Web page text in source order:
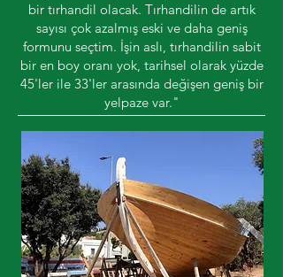
bir tırhandil olacak. Tırhandilin de artık
sayısı çok azalmış eski ve daha geniş
formunu seçtim. İşin aslı, tırhandilin sabit
bir en boy oranı yok, tarihsel olarak yüzde
45'ler ile 33'ler arasında değişen geniş bir
yelpaze var."